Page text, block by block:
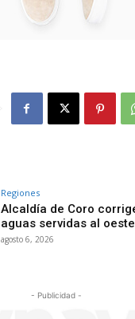
Regiones
Alcaldía de Coro
aguas servidas al
agosto 6, 2026
- Publicidad -